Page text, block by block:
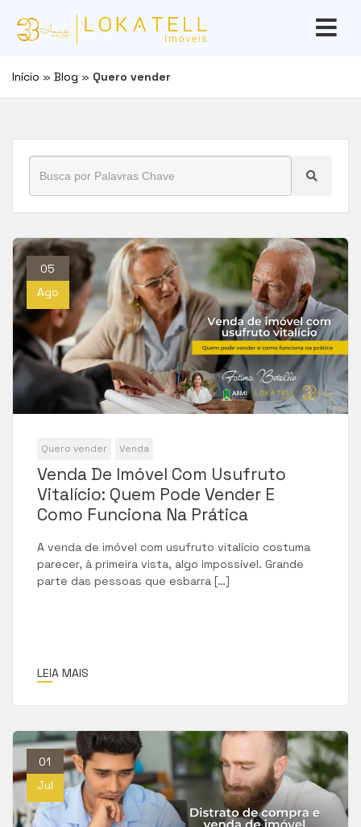
Início » Blog » Quero vender
05
Ago
Quero vender Venda
Venda De Imóvel Com Usufruto
Vitalício: Quem Pode Vender E
Como Funciona Na Prática
A venda de imóvel com usufruto vitalício costuma
parecer, à primeira vista, algo impossível. Grande
parte das pessoas que esbarra […]
LEIA MAIS
01
Jul